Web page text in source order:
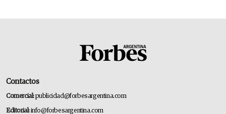
Contactos
Comercial:publicidad@forbesargentina.com
Editorial:info@forbesargentina.com